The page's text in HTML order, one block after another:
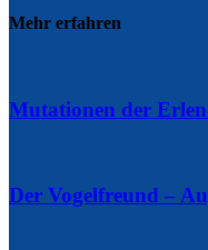
Mehr erfahren
Mutationen der
Der Vogelfreund –